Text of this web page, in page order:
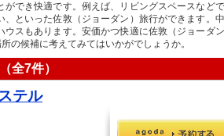
でき快適です。例えば、リビングスペースなど
といった佐敦（ジョーダン）旅行ができます。
スもあります。安価かつ快適に佐敦（ジョーダ
の候補に考えてみてはいかがでしょうか。
全7件）
テル